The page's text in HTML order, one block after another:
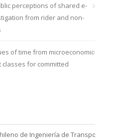
perceptions of shared e-
from rider and non-
of time from microeconomic
for committed